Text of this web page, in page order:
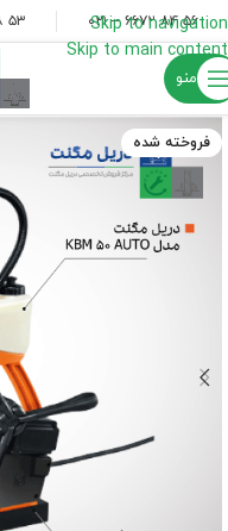
Skip to navigation
Skip to main content
۵۶ ۸۴ ۶۶۷۲ – ۰۲۱ ۵۳ ۵۸ ۶۶۷۲ – ۰۲۱
منو
فروخته شده